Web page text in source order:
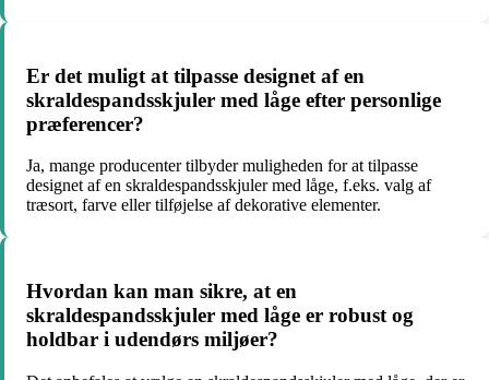
Er det muligt at tilpasse designet af en
skraldespandsskjuler med låge efter personlige
præferencer?
Ja, mange producenter tilbyder muligheden for at tilpasse
designet af en skraldespandsskjuler med låge, f.eks. valg af
træsort, farve eller tilføjelse af dekorative elementer.
Hvordan kan man sikre, at en
skraldespandsskjuler med låge er robust og
holdbar i udendørs miljøer?